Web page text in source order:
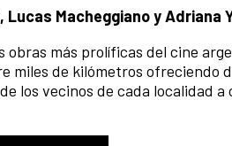
Macheggiano y Adriana
obras más prolíficas del cine
miles de kilómetros ofreciendo
los vecinos de cada localidad